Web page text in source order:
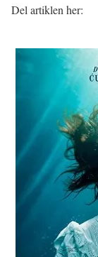
Del artiklen her: